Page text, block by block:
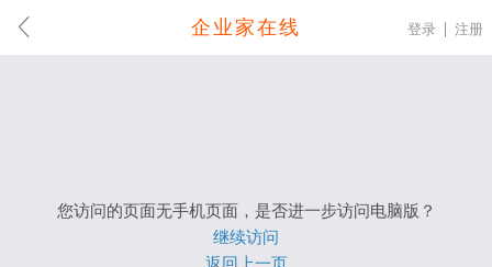
企业家在线 登录 注册
您访问的页面无手机页面，是否进一步访问电脑版？
继续访问
返回上一页